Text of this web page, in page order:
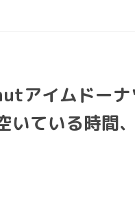
アイムドー
いている時間